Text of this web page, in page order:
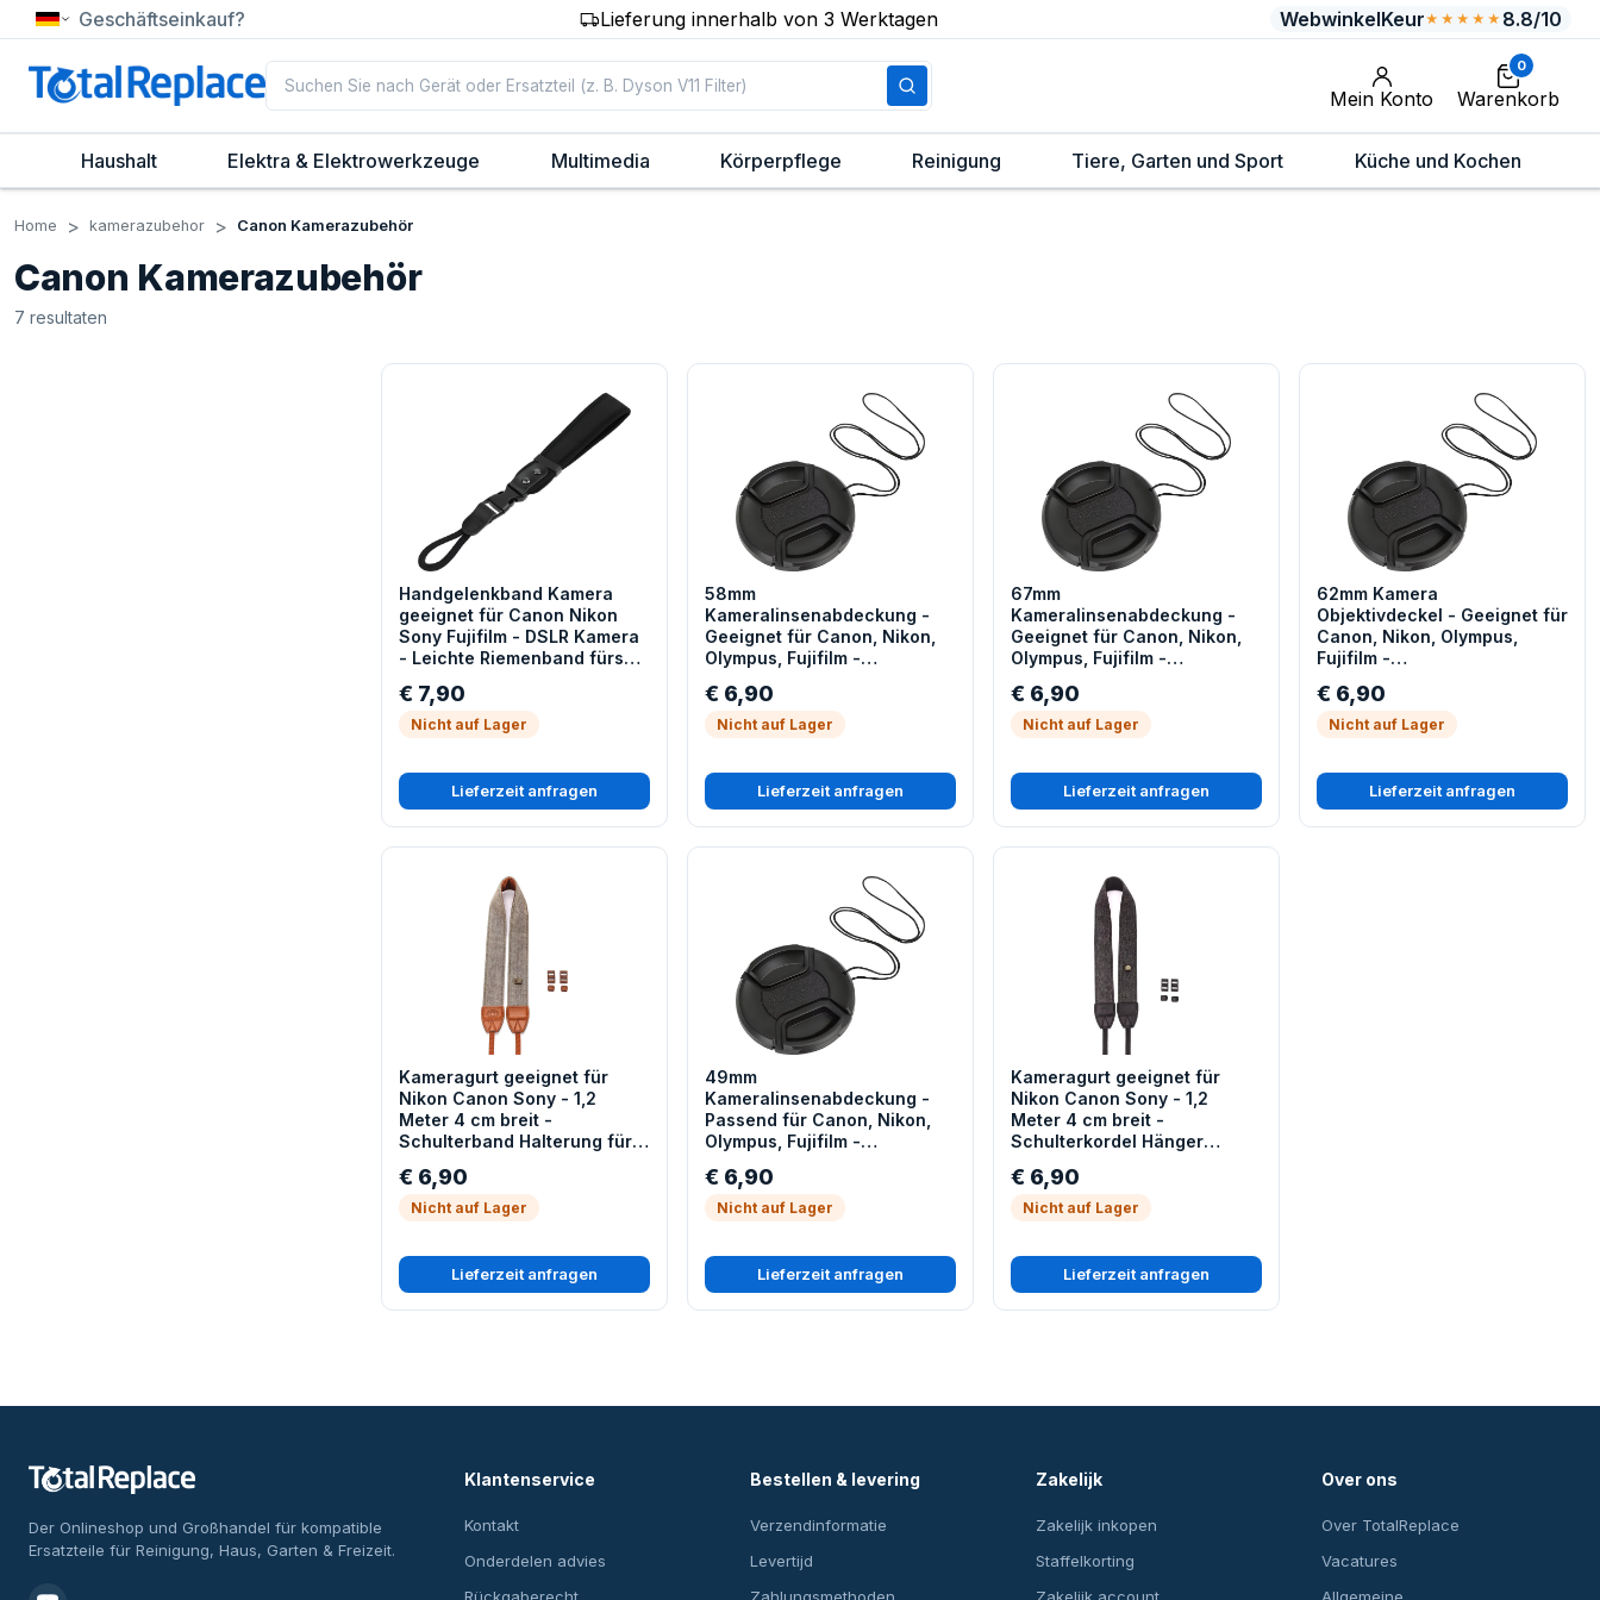
Geschäftseinkauf? Lieferung innerhalb von 3 Werktagen WebwinkelKeur★★★★★ 8.8/10
Mein Konto
0
Warenkorb
Haushalt Elektra & Elektrowerkzeuge Multimedia Körperpflege Reinigung Tiere, Garten und Sport Küche und Kochen
Home kamerazubehor Canon Kamerazubehör
Canon Kamerazubehör
7 resultaten
Handgelenkband Kamera
geeignet für Canon Nikon
Sony Fujifilm - DSLR Kamera
- Leichte Riemenband fürs
€ 7,90
Nicht auf Lager
Lieferzeit anfragen
58mm
Kameralinsenabdeckung -
Geeignet für Canon, Nikon,
Olympus, Fujifilm -
€ 6,90
Nicht auf Lager
Lieferzeit anfragen
67mm
Kameralinsenabdeckung -
Geeignet für Canon, Nikon,
Olympus, Fujifilm -
€ 6,90
Nicht auf Lager
Lieferzeit anfragen
62mm Kamera
Objektivdeckel - Geeignet für
Canon, Nikon, Olympus,
Fujifilm -
€ 6,90
Nicht auf Lager
Lieferzeit anfragen
Kameragurt geeignet für
Nikon Canon Sony - 1,2
Meter 4 cm breit -
Schulterband Halterung für
€ 6,90
Nicht auf Lager
Lieferzeit anfragen
49mm
Kameralinsenabdeckung -
Passend für Canon, Nikon,
Olympus, Fujifilm -
€ 6,90
Nicht auf Lager
Lieferzeit anfragen
Kameragurt geeignet für
Nikon Canon Sony - 1,2
Meter 4 cm breit -
Schulterkordel Hänger
Dunkelgrau
€ 6,90
Nicht auf Lager
Lieferzeit anfragen
Der Onlineshop und Großhandel für kompatible
Ersatzteile für Reinigung, Haus, Garten & Freizeit.
Klantenservice
Kontakt
Onderdelen advies
Bestellen & levering
Verzendinformatie
Levertijd
Zakelijk
Zakelijk inkopen
Staffelkorting
Over ons
Over TotalReplace
Vacatures